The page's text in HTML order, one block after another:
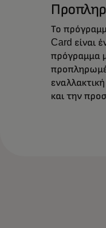
Το
Card είναι
πρόγραμμα
και την